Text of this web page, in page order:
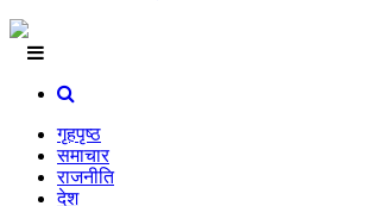
गृहपृष्ठ
समाचार
राजनीति
देश